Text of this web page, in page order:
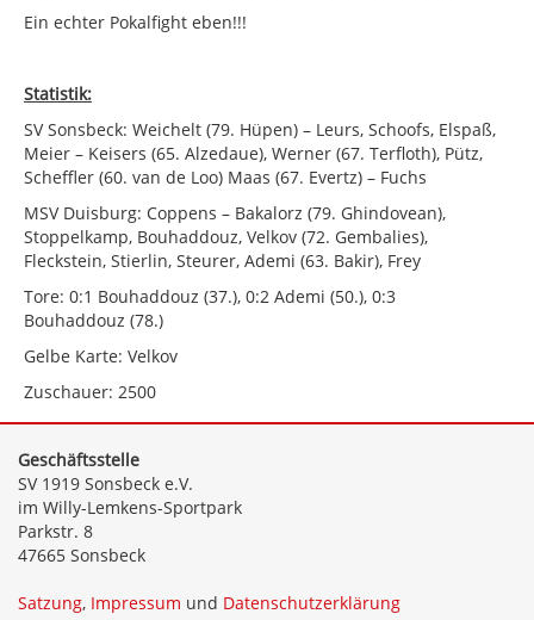
Ein echter Pokalfight eben!!!
Statistik:
SV Sonsbeck: Weichelt (79. Hüpen) – Leurs, Schoofs, Elspaß,
Meier – Keisers (65. Alzedaue), Werner (67. Terfloth), Pütz,
Scheffler (60. van de Loo) Maas (67. Evertz) – Fuchs
MSV Duisburg: Coppens – Bakalorz (79. Ghindovean),
Stoppelkamp, Bouhaddouz, Velkov (72. Gembalies),
Fleckstein, Stierlin, Steurer, Ademi (63. Bakir), Frey
Tore: 0:1 Bouhaddouz (37.), 0:2 Ademi (50.), 0:3
Bouhaddouz (78.)
Gelbe Karte: Velkov
Zuschauer: 2500
Geschäftsstelle
SV 1919 Sonsbeck e.V.
im Willy-Lemkens-Sportpark
Parkstr. 8
47665 Sonsbeck
Satzung, Impressum und Datenschutzerklärung